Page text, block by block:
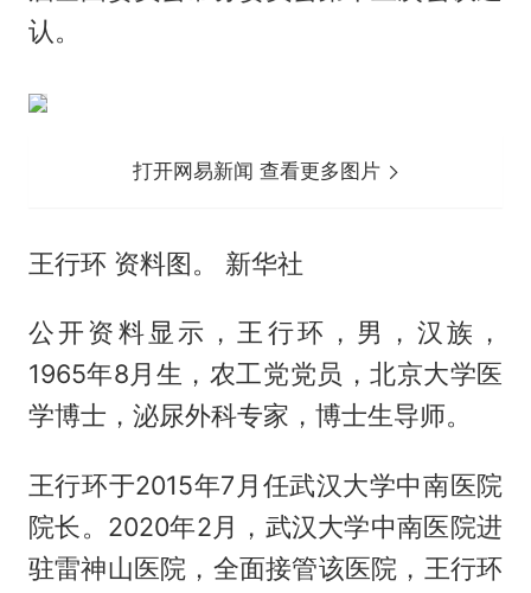
认。
打开网易新闻 查看更多图片
王行环 资料图。 新华社
公开资料显示，王行环，男，汉族，
1965年8月生，农工党党员，北京大学医
学博士，泌尿外科专家，博士生导师。
王行环于2015年7月任武汉大学中南医院
院长。2020年2月，武汉大学中南医院进
驻雷神山医院，全面接管该医院，王行环